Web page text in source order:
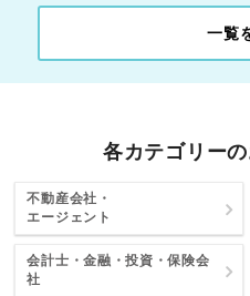
一覧
各カテゴリー
不動産会社・
エージェント
会計士・金融・投資・保険会
社